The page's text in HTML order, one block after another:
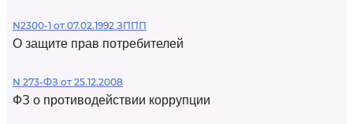
N2300-1 от 07.02.1992 ЗППП
О защите прав потребителей
N 273-ФЗ от 25.12.2008
ФЗ о противодействии коррупции